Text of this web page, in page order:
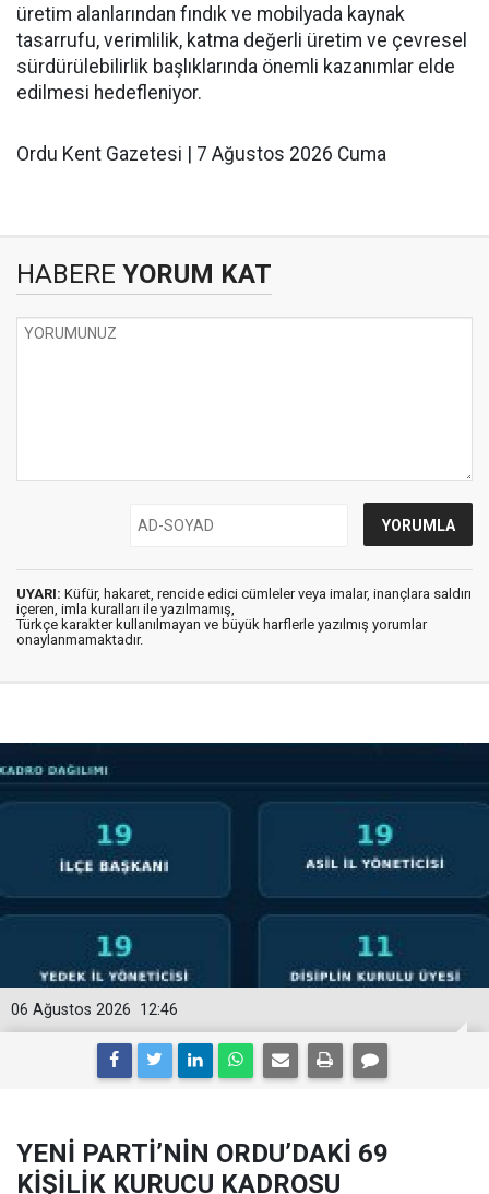
üretim alanlarından fındık ve mobilyada kaynak
tasarrufu, verimlilik, katma değerli üretim ve çevresel
sürdürülebilirlik başlıklarında önemli kazanımlar elde
edilmesi hedefleniyor.
Ordu Kent Gazetesi | 7 Ağustos 2026 Cuma
HABERE YORUM KAT
UYARI: Küfür, hakaret, rencide edici cümleler veya imalar, inançlara saldırı
içeren, imla kuralları ile yazılmamış,
Türkçe karakter kullanılmayan ve büyük harflerle yazılmış yorumlar
onaylanmamaktadır.
12:46
06 Ağustos 2026
YENİ PARTİ’NİN ORDU’DAKİ 69
KİŞİLİK KURUCU KADROSU